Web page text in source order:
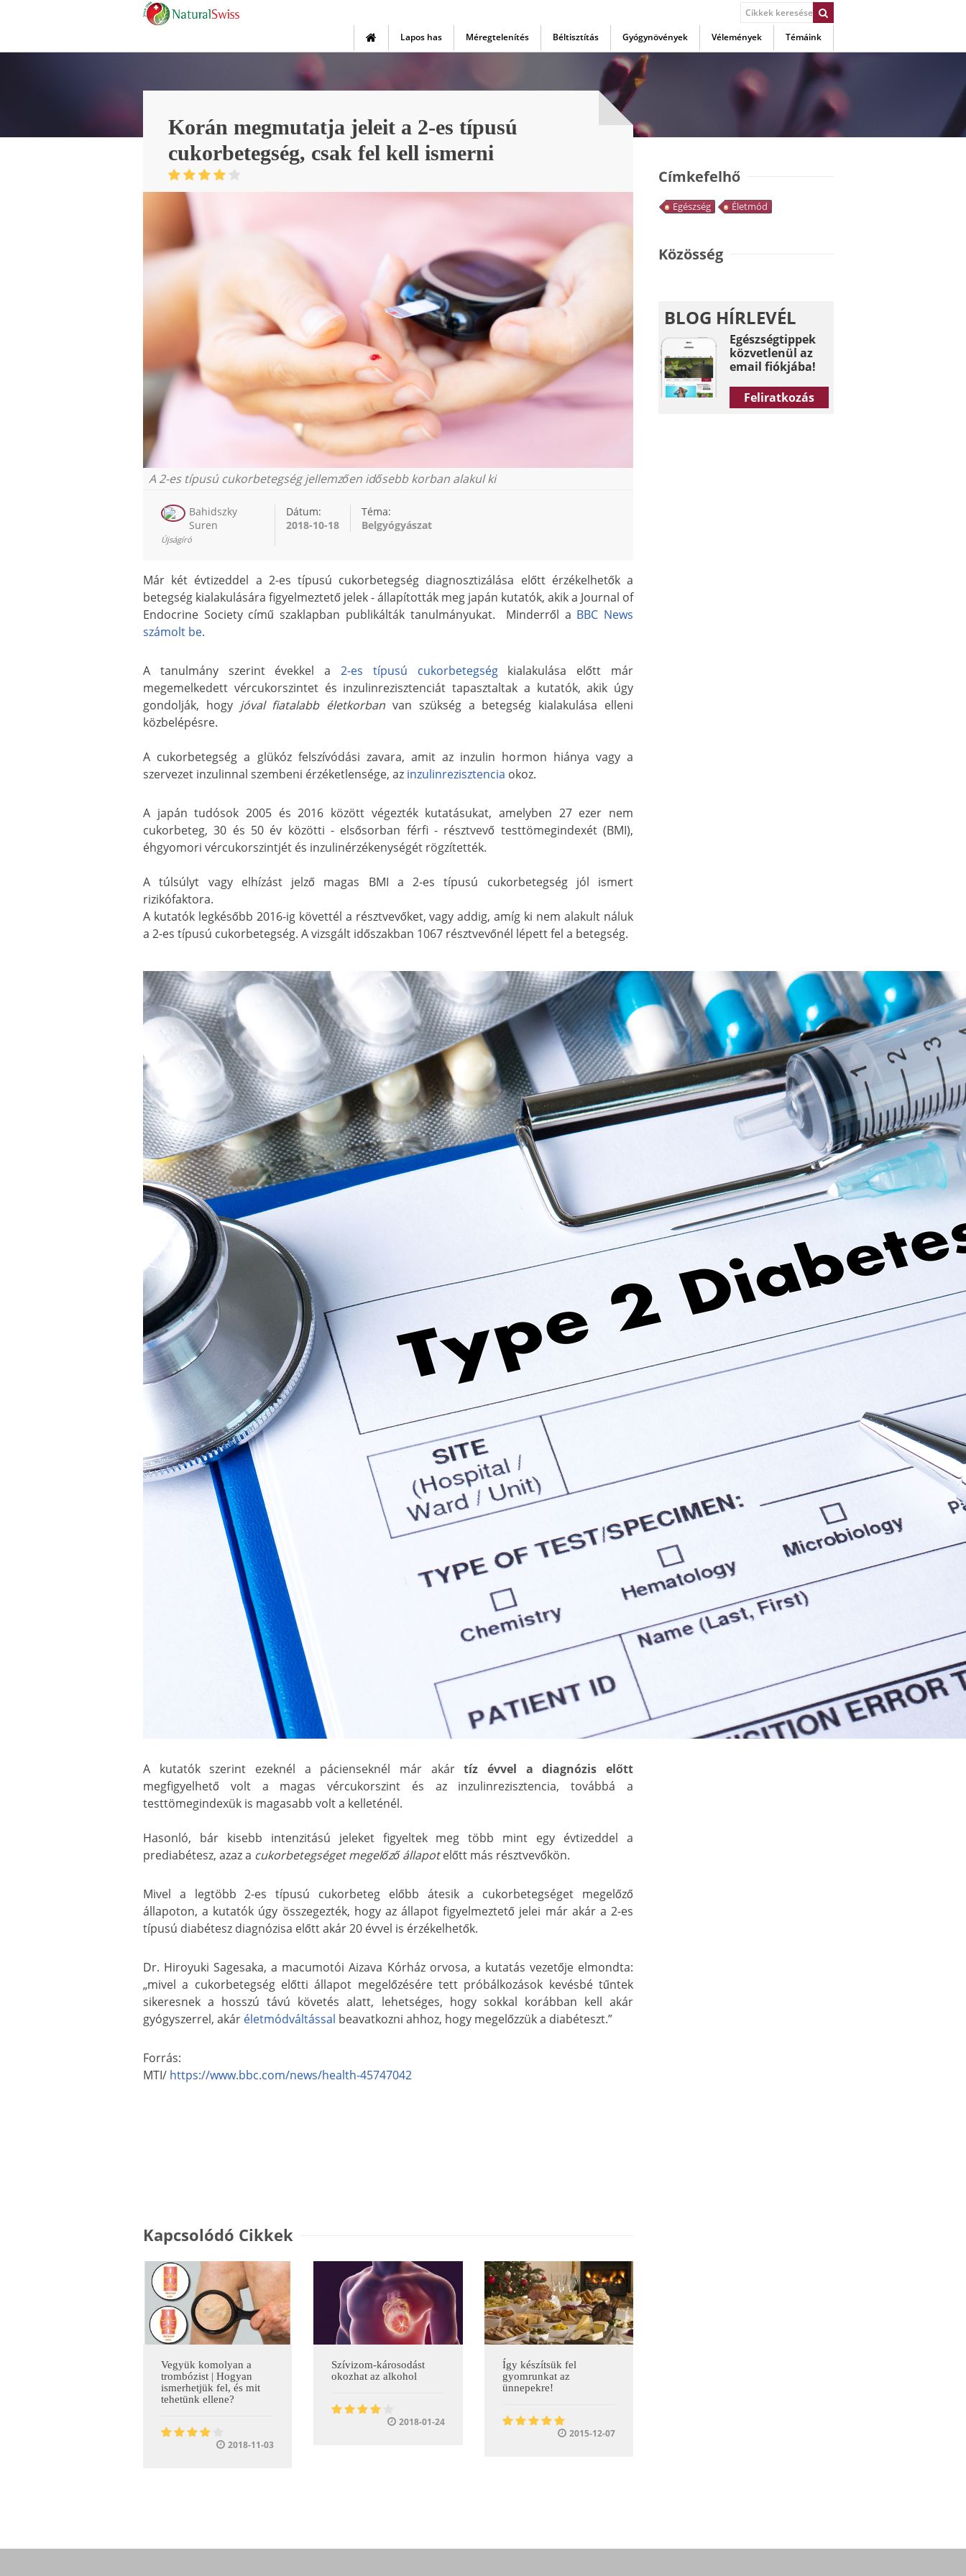
Lapos has Méregtelenítés Béltisztítás Gyógynövények Vélemények Témáink
Korán megmutatja jeleit a 2-es típusú
cukorbetegség, csak fel kell ismerni
A 2-es típusú cukorbetegség jellemzően idősebb korban alakul ki
Bahidszky
Suren
Újságíró
Dátum:
2018-10-18
Téma:
Belgyógyászat
Már két évtizeddel a 2-es típusú cukorbetegség diagnosztizálása előtt érzékelhetők a
betegség kialakulására figyelmeztető jelek - állapították meg japán kutatók, akik a Journal of
Endocrine Society című szaklapban publikálták tanulmányukat. Minderről a BBC News
számolt be.
A tanulmány szerint évekkel a 2-es típusú cukorbetegségkialakulása előtt már
megemelkedett vércukorszintet és inzulinrezisztenciát tapasztaltak a kutatók, akik úgy
gondolják, hogy jóval fiatalabb életkorbanvan szükség a betegség kialakulása elleni
közbelépésre.
A cukorbetegség a glükóz felszívódási zavara, amit az inzulin hormon hiánya vagy a
szervezet inzulinnal szembeni érzéketlensége, az inzulinrezisztencia okoz.
A japán tudósok 2005 és 2016 között végezték kutatásukat, amelyben 27 ezer nem
cukorbeteg, 30 és 50 év közötti - elsősorban férfi - résztvevő testtömegindexét (BMI),
éhgyomori vércukorszintjét és inzulinérzékenységét rögzítették.
A túlsúlyt vagy elhízást jelző magas BMI a 2-es típusú cukorbetegség jól ismert
rizikófaktora.
A kutatók legkésőbb 2016-ig követtél a résztvevőket, vagy addig, amíg ki nem alakult náluk
a 2-es típusú cukorbetegség. A vizsgált időszakban 1067 résztvevőnél lépett fel a betegség.
A kutatók szerint ezeknél a pácienseknél már akártíz évvel a diagnózis előtt
megfigyelhető volt a magas vércukorszint és az inzulinrezisztencia, továbbá a
testtömegindexük is magasabb volt a kelleténél.
Hasonló, bár kisebb intenzitású jeleket figyeltek meg több mint egy évtizeddel a
prediabétesz, azaz a cukorbetegséget megelőző állapotelőtt más résztvevőkön.
Mivel a legtöbb 2-es típusú cukorbeteg előbb átesik a cukorbetegséget megelőző
állapoton, a kutatók úgy összegezték, hogy az állapot figyelmeztető jelei már akár a 2-es
típusú diabétesz diagnózisa előtt akár 20 évvel is érzékelhetők.
Dr. Hiroyuki Sagesaka, a macumotói Aizava Kórház orvosa, a kutatás vezetője elmondta:
„mivel a cukorbetegség előtti állapot megelőzésére tett próbálkozások kevésbé tűntek
sikeresnek a hosszú távú követés alatt, lehetséges, hogy sokkal korábban kell akár
gyógyszerrel, akár életmódváltással beavatkozni ahhoz, hogy megelőzzük a diabéteszt.”
Forrás:
MTI/ https://www.bbc.com/news/health-45747042
Kapcsolódó Cikkek
Vegyük komolyan a
trombózist | Hogyan
ismerhetjük fel, és mit
tehetünk ellene?
2018-11-03
Szívizom-károsodást
okozhat az alkohol
2018-01-24
Így készítsük fel
gyomrunkat az
ünnepekre!
2015-12-07
Címkefelhő
Egészség Életmód
Közösség
BLOG HÍRLEVÉL
Egészségtippek
közvetlenül az
email fiókjába!
Feliratkozás